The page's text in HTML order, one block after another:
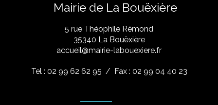
Mairie de La Bouëxière
5 rue Théophile Rémond
​35340 La Bouëxière
accueil@mairie-labouexiere.fr
Tel : 02 99 62 62 95 / Fax : 02 99 04 40 23